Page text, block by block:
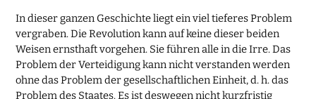
In dieser ganzen Geschichte liegt ein viel tieferes Problem
vergraben. Die Revolution kann auf keine dieser beiden
Weisen ernsthaft vorgehen. Sie führen alle in die Irre. Das
Problem der Verteidigung kann nicht verstanden werden
ohne das Problem der gesellschaftlichen Einheit, d. h. das
Problem des Staates. Es ist deswegen nicht kurzfristig